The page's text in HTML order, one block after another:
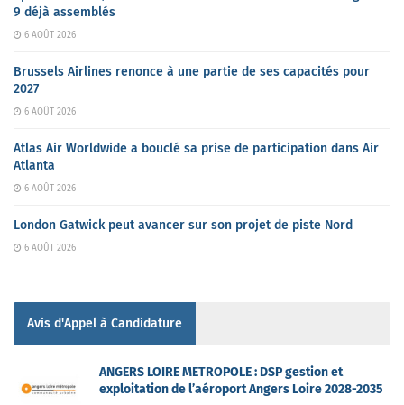
9 déjà assemblés
6 AOÛT 2026
Brussels Airlines renonce à une partie de ses capacités pour
2027
6 AOÛT 2026
Atlas Air Worldwide a bouclé sa prise de participation dans Air
Atlanta
6 AOÛT 2026
London Gatwick peut avancer sur son projet de piste Nord
6 AOÛT 2026
Avis d'Appel à Candidature
ANGERS LOIRE METROPOLE : DSP gestion et
exploitation de l’aéroport Angers Loire 2028-2035